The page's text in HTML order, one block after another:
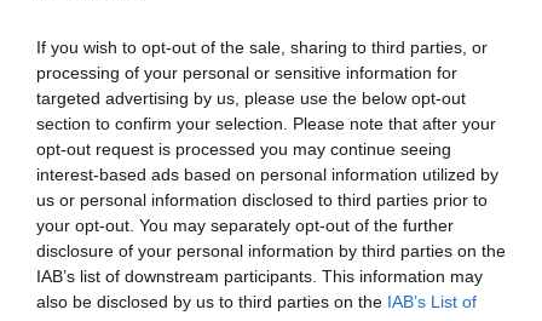
If you wish to opt-out of the sale, sharing to third parties, or
processing of your personal or sensitive information for
targeted advertising by us, please use the below opt-out
section to confirm your selection. Please note that after your
opt-out request is processed you may continue seeing
interest-based ads based on personal information utilized by
us or personal information disclosed to third parties prior to
your opt-out. You may separately opt-out of the further
disclosure of your personal information by third parties on the
IAB’s list of downstream participants. This information may
also be disclosed by us to third parties on the IAB’s List of
dormi și pentru că pot apărea urgențe înainte de
decolare la care se poate răspunde mai bine în timp
ce ești treaz, dar principalul motiv, a spus ea, este că
nu e sănătos pentru urechi să tragi un pui de
somn imediat după decolare sau să dormi când
aterizezi.